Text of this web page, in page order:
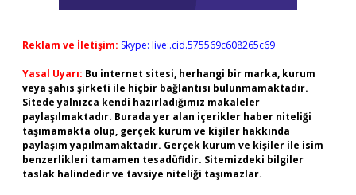
Reklam ve İletişim: Skype: live:.cid.575569c608265c69
Yasal Uyarı: Bu internet sitesi, herhangi bir marka, kurum
veya şahıs şirketi ile hiçbir bağlantısı bulunmamaktadır.
Sitede yalnızca kendi hazırladığımız makaleler
paylaşılmaktadır. Burada yer alan içerikler haber niteliği
taşımamakta olup, gerçek kurum ve kişiler hakkında
paylaşım yapılmamaktadır. Gerçek kurum ve kişiler ile isim
benzerlikleri tamamen tesadüfidir. Sitemizdeki bilgiler
taslak halindedir ve tavsiye niteliği taşımazlar.